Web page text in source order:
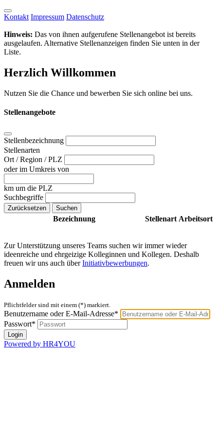
Kontakt Impressum Datenschutz
Hinweis: Das von ihnen aufgerufene Stellenangebot ist bereits
ausgelaufen. Alternative Stellenanzeigen finden Sie unten in der
Liste.
Herzlich Willkommen
Nutzen Sie die Chance und bewerben Sie sich online bei uns.
Stellenangebote
Stellenbezeichnung
Stellenarten
Ort / Region / PLZ
oder im Umkreis von
km um die PLZ
Suchbegriffe
Bezeichnung Stellenart Arbeitsort
Zur Unterstützung unseres Teams suchen wir immer wieder
ideenreiche und ehrgeizige Kolleginnen und Kollegen. Deshalb
freuen wir uns auch überInitiativbewerbungen.
Anmelden
Pflichtfelder sind mit einem (*) markiert.
Benutzername oder E-Mail-Adresse*
Passwort*
Powered by HR4YOU